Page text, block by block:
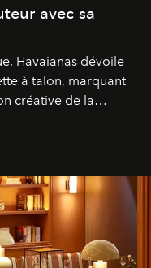
avec sa
Havaianas dévoile
à talon, marquant
créative de la